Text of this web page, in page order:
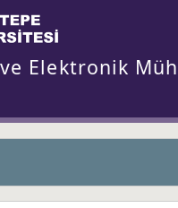
Elektronik